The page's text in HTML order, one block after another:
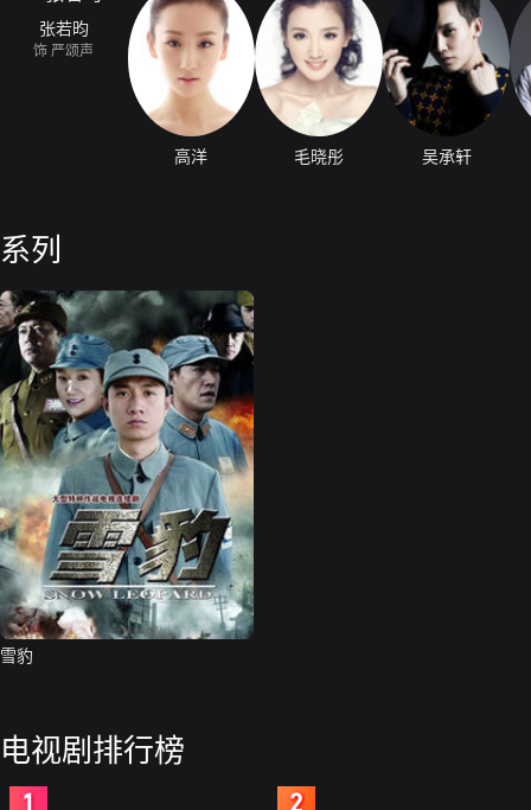
张若昀
饰 严颂声
高洋 毛晓彤 吴承轩
系列
雪豹
电视剧排行榜